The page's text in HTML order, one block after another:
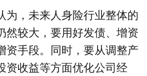
为，未来人身险行业整体的
然较大，要用好发债、增资
资手段。同时，要从调整产
资收益等方面优化公司经